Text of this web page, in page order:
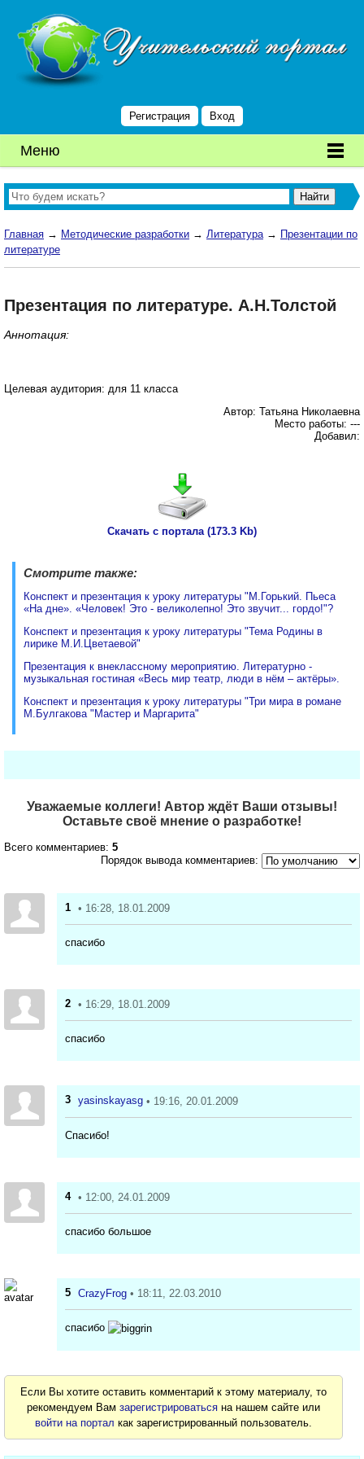
Регистрация Вход
Меню
Главная → Методические разработки → Литература→ Презентации по
литературе
Презентация по литературе. А.Н.Толстой
Аннотация:
Целевая аудитория: для 11 класса
Автор: Татьяна Николаевна
Место работы: ---
Добавил:
Скачать с портала (173.3 Kb)
Смотрите также:
Конспект и презентация к уроку литературы "М.Горький. Пьеса
«На дне». «Человек! Это - великолепно! Это звучит... гордо!"?
Конспект и презентация к уроку литературы "Тема Родины в
лирике М.И.Цветаевой"
Презентация к внеклассному мероприятию. Литературно -
музыкальная гостиная «Весь мир театр, люди в нём – актёры».
Конспект и презентация к уроку литературы "Три мира в романе
М.Булгакова "Мастер и Маргарита"
Уважаемые коллеги! Автор ждёт Ваши отзывы!
Оставьте своё мнение о разработке!
Всего комментариев: 5
Порядок вывода комментариев:
1 • 16:28, 18.01.2009
спасибо
2 • 16:29, 18.01.2009
спасибо
3 yasinskayasg • 19:16, 20.01.2009
Спасибо!
4 • 12:00, 24.01.2009
спасибо большое
5 CrazyFrog • 18:11, 22.03.2010
спасибо
Если Вы хотите оставить комментарий к этому материалу, то
рекомендуем Вамзарегистрироваться на нашем сайте или
войти на портал как зарегистрированный пользователь.